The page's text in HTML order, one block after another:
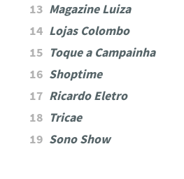
Magazine Luiza
Lojas Colombo
Toque a Campainha
Shoptime
Ricardo Eletro
Tricae
Sono Show